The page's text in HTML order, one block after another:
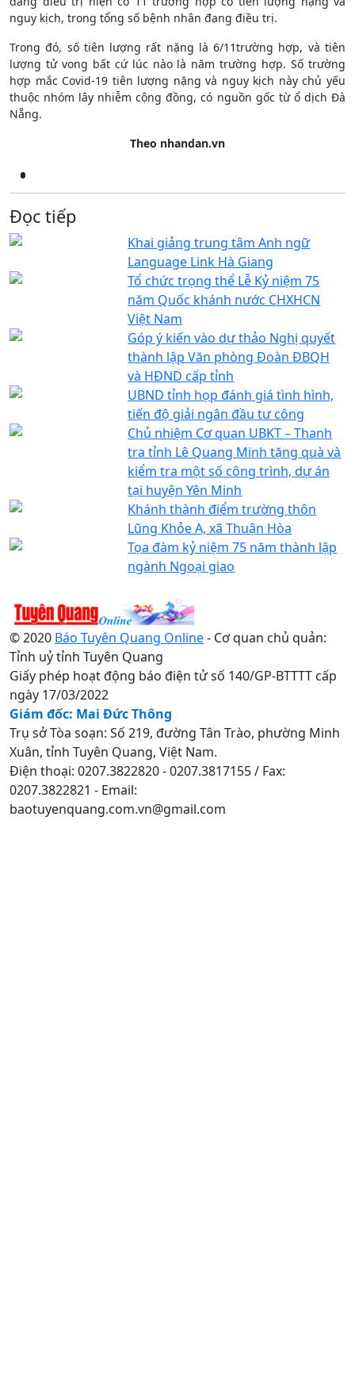
nguy kịch, trong tổng số bệnh nhân đang điều trị.
Trong đó, số tiên lượng rất nặng là 6/11trường hợp, và tiên
lượng tử vong bất cứ lúc nào là năm trường hợp. Số trường
hợp mắc Covid-19 tiên lượng nặng và nguy kịch này chủ yếu
thuộc nhóm lây nhiễm cộng đồng, có nguồn gốc từ ổ dịch Đà
Nẵng.
Theo nhandan.vn
Đọc tiếp
Khai giảng trung tâm Anh ngữ
Language Link Hà Giang
Tổ chức trọng thể Lễ Kỷ niệm 75
năm Quốc khánh nước CHXHCN
Việt Nam
Góp ý kiến vào dự thảo Nghị quyết
thành lập Văn phòng Đoàn ĐBQH
và HĐND cấp tỉnh
UBND tỉnh họp đánh giá tình hình,
tiến độ giải ngân đầu tư công
Chủ nhiệm Cơ quan UBKT – Thanh
tra tỉnh Lê Quang Minh tặng quà và
kiểm tra một số công trình, dự án
tại huyện Yên Minh
Khánh thành điểm trường thôn
Lũng Khỏe A, xã Thuận Hòa
Tọa đàm kỷ niệm 75 năm thành lập
ngành Ngoại giao
© 2020 Báo Tuyên Quang Online- Cơ quan chủ quản:
Tỉnh uỷ tỉnh Tuyên Quang
Giấy phép hoạt động báo điện tử số 140/GP-BTTTT cấp
ngày 17/03/2022
Giám đốc: Mai Đức Thông
Trụ sở Tòa soạn: Số 219, đường Tân Trào, phường Minh
Xuân, tỉnh Tuyên Quang, Việt Nam.
Điện thoại: 0207.3822820 - 0207.3817155 / Fax:
0207.3822821 - Email:
baotuyenquang.com.vn@gmail.com